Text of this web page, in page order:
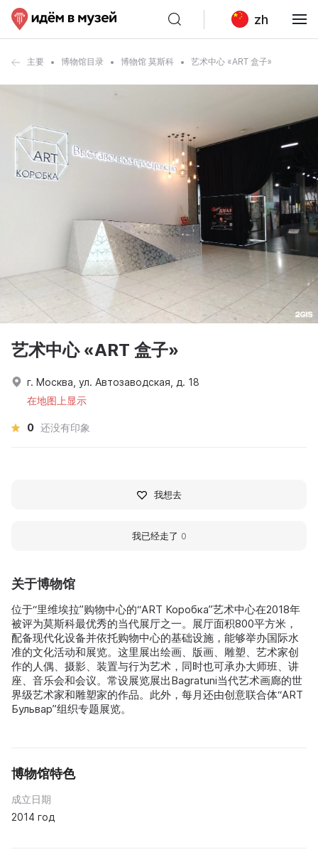
zh
主要 博物馆目录 博物馆 莫斯科 艺术中心 «ART 盒子»
关于博物馆
位于“里维埃拉”购物中心的“ART Коробка”艺术中心在2018年
被评为莫斯科最优秀的当代展厅之一。展厅面积800平方米，
配备现代化设备并依托购物中心的基础设施，能够举办国际水
准的文化活动和展览。这里展出绘画、版画、雕塑、艺术家创
作的人偶、摄影、装置与行为艺术，同时也可承办大师班、讲
座、音乐会和会议。常设展览展出Bagratuni当代艺术画廊的世
界级艺术家和雕塑家的作品。此外，每月还由创意联合体“ART
Бульвар”组织专题展览。
博物馆特色
成立日期
2014 год
艺术中心 «ART 盒子»
г. Москва, ул. Автозаводская, д. 18
在地图上显示
0 还没有印象
我想去
我已经走了 0